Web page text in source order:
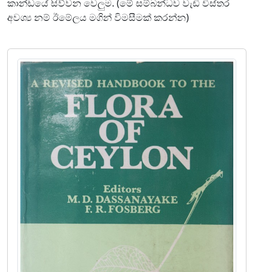
කාන්ඩයේ සිව්වන වෙලුම. (මේ සම්බන්ධව වැඩි විස්තර
අවශ්‍ය නම් ඊමේලය මගින් විමසීමක් කරන්න)